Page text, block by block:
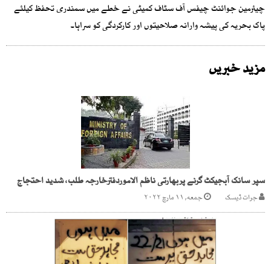
چیئرمین جوائنٹ چیفس آف سٹاف کمیٹی نے خطے میں سمندری تحفظ کیلئے
پاک بحریہ کی پیشہ وارانہ صلاحیتوں اور کارکردگی کو سراہا۔
مزید خبریں
سپر سانک آبجیکٹ گرنے پربھارتی ناظم الاموردفترخارجہ طلب، شدید احتجاج
جرات ڈیسک جمعه, ۱۱ مارچ ۲۰۲۲